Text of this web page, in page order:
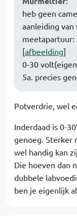
heb geen
aanleiding
meetapartuur:
[afbeelding]
0-30
5a. precies
Potverdrie, wel
Inderdaad is 0-
genoeg. Sterker
wel handig kan
Die hoeven dan
dubbele
ben je eigenlijk